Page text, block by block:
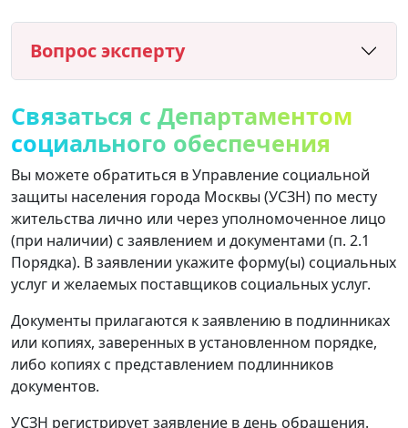
Вопрос эксперту
Связаться с Департаментом
социального обеспечения
Вы можете обратиться в Управление социальной
защиты населения города Москвы (УСЗН) по месту
жительства лично или через уполномоченное лицо
(при наличии) с заявлением и документами (п. 2.1
Порядка). В заявлении укажите форму(ы) социальных
услуг и желаемых поставщиков социальных услуг.
Документы прилагаются к заявлению в подлинниках
или копиях, заверенных в установленном порядке,
либо копиях с представлением подлинников
документов.
УСЗН регистрирует заявление в день обращения.